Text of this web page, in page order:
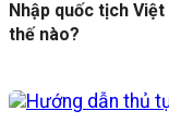
Nhập quốc tịch
thế nào?